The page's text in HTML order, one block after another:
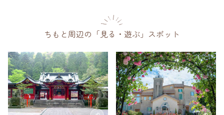
ちもと周辺の「見る・遊ぶ」スポット